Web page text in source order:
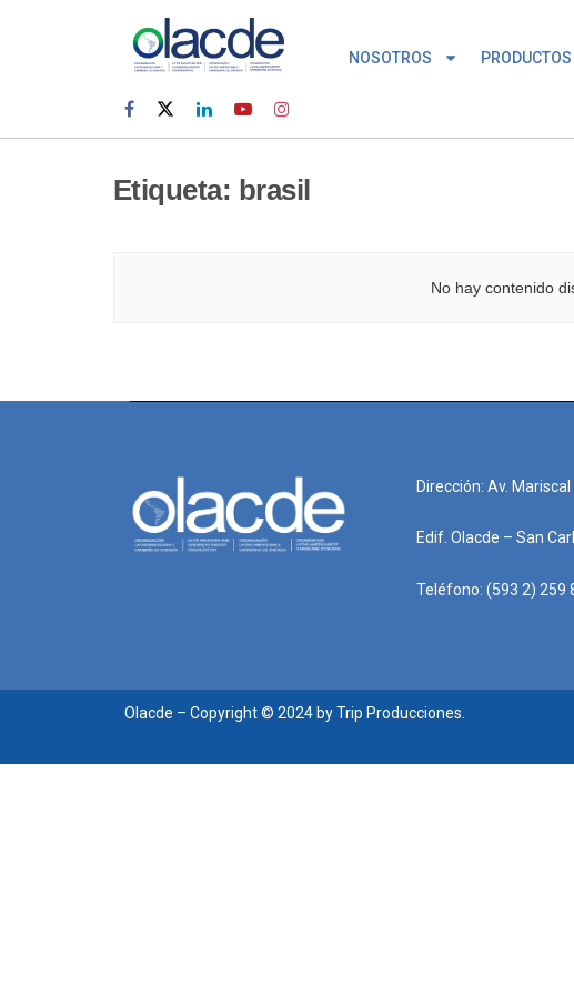
NOSOTROS PRODUCTOS
Etiqueta: brasil
No hay contenido
Dirección: Av.
Edif. Olacde – San
Teléfono: (593 2) 259
Olacde – Copyright © 2024 by Trip Producciones.